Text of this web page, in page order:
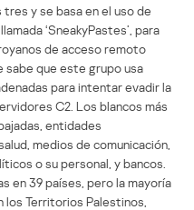
y se basa en el uso de
‘SneakyPastes’, para
de acceso remoto
sabe que este grupo usa
para intentar evadir la
C2. Los blancos más
entidades
medios de comunicación,
o su personal, y bancos.
en 39 países, pero la mayoría
Territorios Palestinos,